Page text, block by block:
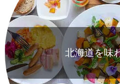
北海道を味